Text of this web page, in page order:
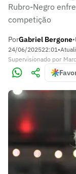
Rubro-Negro
competição
PorGabriel Bergone•
24/06/202522:01•
Supervisionado por